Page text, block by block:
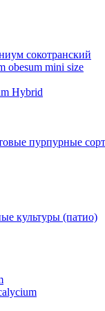
сокотранский
obesum mini size
Hybrid
пурпурные
культуры (патио)